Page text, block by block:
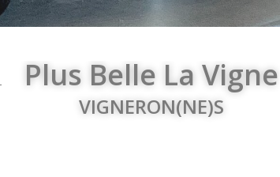
Plus Belle La Vigne
VIGNERON(NE)S